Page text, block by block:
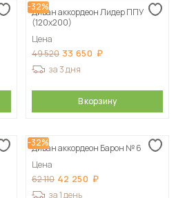
-32%
Диван аккордеон Лидер ППУ
(120х200)
Цена
49 520 33 650
за 3 дня
В корзину
-32%
Диван аккордеон Барон № 6
Цена
62 110 42 250
за 1 день